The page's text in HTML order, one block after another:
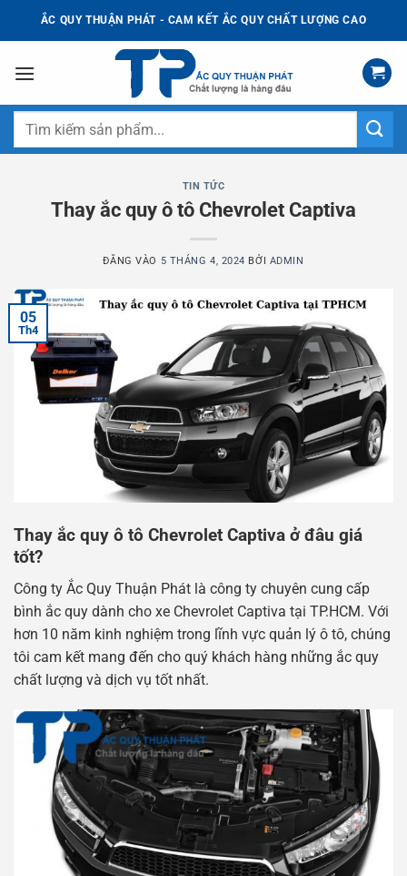
dung
ẮC QUY THUẬN PHÁT - CAM KẾT ẮC QUY CHẤT LƯỢNG CAO
Tìm
TIN TỨC
Thay ắc quy ô tô Chevrolet Captiva
ĐĂNG VÀO 5 THÁNG 4, 2024 BỞI ADMIN
05
Th4
Thay ắc quy ô tô Chevrolet Captiva ở đâu giá
tốt?
Công ty Ắc Quy Thuận Phát là công ty chuyên cung cấp
bình ắc quy dành cho xe Chevrolet Captiva tại TP.HCM. Với
hơn 10 năm kinh nghiệm trong lĩnh vực quản lý ô tô, chúng
tôi cam kết mang đến cho quý khách hàng những ắc quy
chất lượng và dịch vụ tốt nhất.